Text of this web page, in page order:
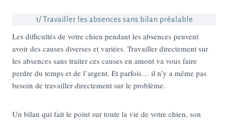
1/ Travailler les absences sans bilan préalable
Les difficultés de votre chien pendant les absences peuvent
avoir des causes diverses et variées. Travailler directement sur
les absences sans traiter ces causes en amont va vous faire
perdre du temps et de l’argent. Et parfois… il n’y a même pas
besoin de travailler directement sur le problème.
Un bilan qui fait le point sur toute la vie de votre chien, son